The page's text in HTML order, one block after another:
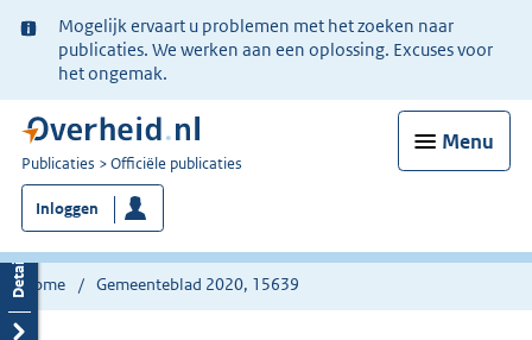
Ter
informatie:
Mogelijk ervaart u problemen met het zoeken naar
publicaties. We werken aan een oplossing. Excuses voor
het ongemak.
Menu
U
bent
nu
hier:
Publicaties Officiële publicaties
Inloggen
Home Gemeenteblad 2020, 15639